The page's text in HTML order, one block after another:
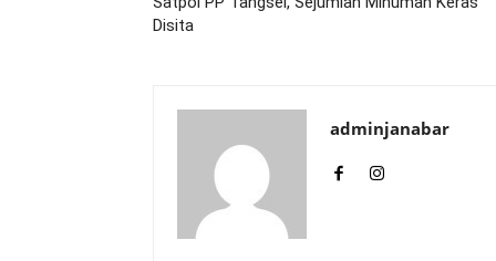
Disita
adminjanabar